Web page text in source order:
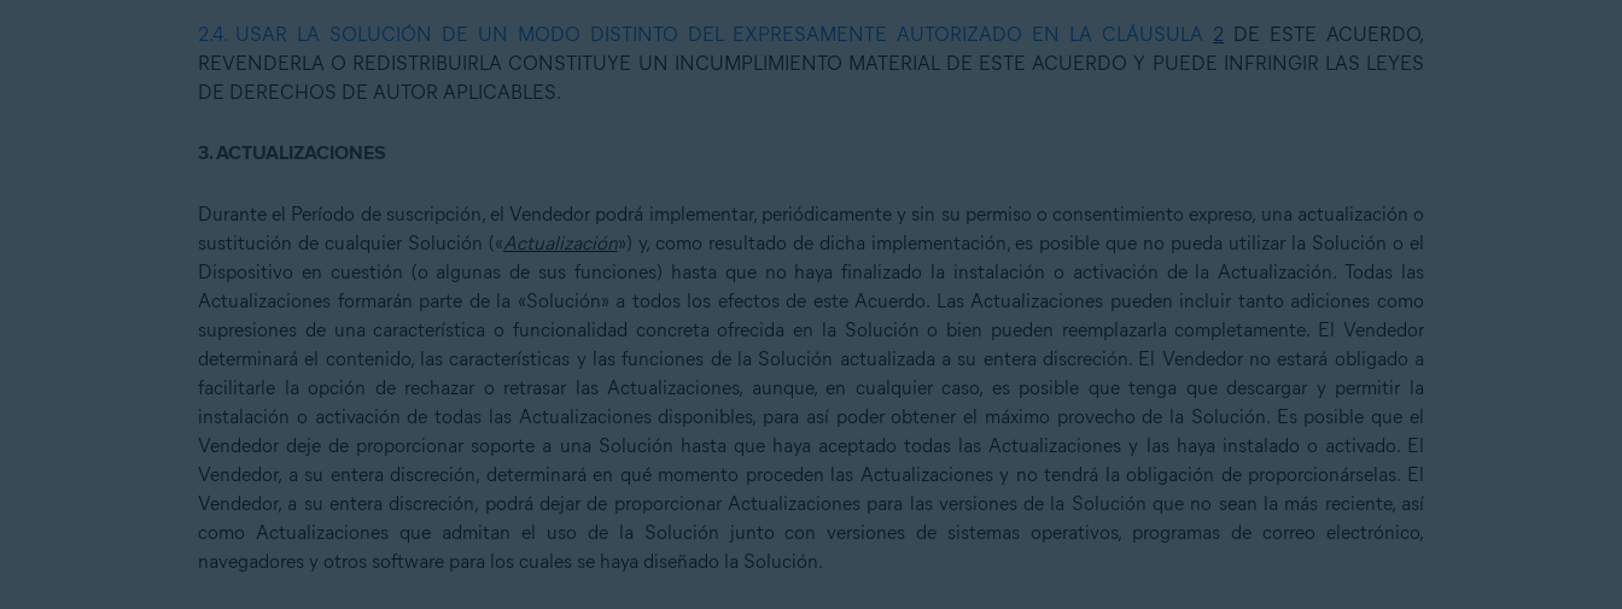
2.4. USAR LA SOLUCIÓN DE UN MODO DISTINTO DEL EXPRESAMENTE AUTORIZADO EN LA CLÁUSULA 2 DE ESTE ACUERDO,
REVENDERLA O REDISTRIBUIRLA CONSTITUYE UN INCUMPLIMIENTO MATERIAL DE ESTE ACUERDO Y PUEDE INFRINGIR LAS LEYES
DE DERECHOS DE AUTOR APLICABLES.
3.ACTUALIZACIONES
Durante el Período de suscripción, el Vendedor podrá implementar, periódicamente y sin su permiso o consentimiento expreso, una actualización o
sustitución de cualquier Solución («Actualización») y, como resultado de dicha implementación, es posible que no pueda utilizar la Solución o el
Dispositivo en cuestión (o algunas de sus funciones) hasta que no haya finalizado la instalación o activación de la Actualización. Todas las
Actualizaciones formarán parte de la «Solución» a todos los efectos de este Acuerdo. Las Actualizaciones pueden incluir tanto adiciones como
supresiones de una característica o funcionalidad concreta ofrecida en la Solución o bien pueden reemplazarla completamente. El Vendedor
determinará el contenido, las características y las funciones de la Solución actualizada a su entera discreción. El Vendedor no estará obligado a
facilitarle la opción de rechazar o retrasar las Actualizaciones, aunque, en cualquier caso, es posible que tenga que descargar y permitir la
instalación o activación de todas las Actualizaciones disponibles, para así poder obtener el máximo provecho de la Solución. Es posible que el
Vendedor deje de proporcionar soporte a una Solución hasta que haya aceptado todas las Actualizaciones y las haya instalado o activado. El
Vendedor, a su entera discreción, determinará en qué momento proceden las Actualizaciones y no tendrá la obligación de proporcionárselas. El
Vendedor, a su entera discreción, podrá dejar de proporcionar Actualizaciones para las versiones de la Solución que no sean la más reciente, así
como Actualizaciones que admitan el uso de la Solución junto con versiones de sistemas operativos, programas de correo electrónico,
navegadores y otros software para los cuales se haya diseñado la Solución.